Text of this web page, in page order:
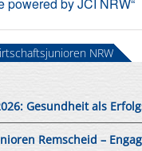
powered by JCI NRW“
Gesundheit als
Remscheid –
NRW